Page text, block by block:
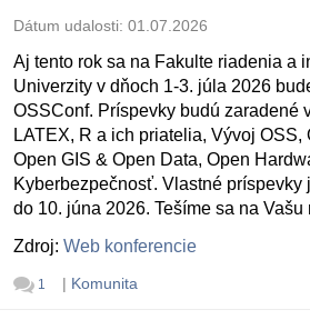
Dátum udalosti: 01.07.2026
Aj tento rok sa na Fakulte riadenia a
Univerzity v dňoch 1-3. júla 2026
OSSConf. Príspevky budú zaradené
LATEX, R a ich priatelia, Vývoj OSS,
Open GIS & Open Data, Open
Kyberbezpečnosť. Vlastné príspevky
do 10. júna 2026. Tešíme sa na Vašu
Zdroj: Web konferencie
1 | Komunita